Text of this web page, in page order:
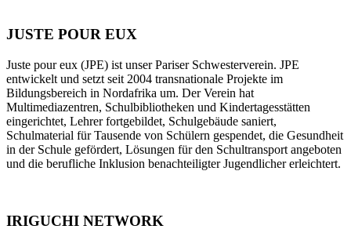
JUSTE POUR EUX
Juste pour eux (JPE) ist unser Pariser Schwesterverein. JPE
entwickelt und setzt seit 2004 transnationale Projekte im
Bildungsbereich in Nordafrika um. Der Verein hat
Multimediazentren, Schulbibliotheken und Kindertagesstätten
eingerichtet, Lehrer fortgebildet, Schulgebäude saniert,
Schulmaterial für Tausende von Schülern gespendet, die Gesundheit
in der Schule gefördert, Lösungen für den Schultransport angeboten
und die berufliche Inklusion benachteiligter Jugendlicher erleichtert.
IRIGUCHI NETWORK